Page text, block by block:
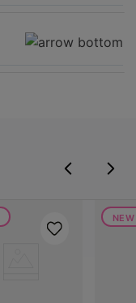
NEW